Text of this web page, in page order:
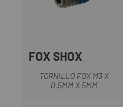
FOX SHOX
TORNILLO FOX M3 X
0,5MM X 5MM